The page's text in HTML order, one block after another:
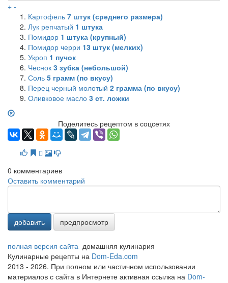
+ -
Картофель 7 штук (среднего размера)
Лук репчатый 1 штука
Помидор 1 штука (крупный)
Помидор черри 13 штук (мелких)
Укроп 1 пучок
Чеснок 3 зубка (небольшой)
Соль 5 грамм (по вкусу)
Перец черный молотый 2 грамма (по вкусу)
Оливковое масло 3 ст. ложки
Поделитесь рецептом в соцсетях
0 комментариев
Оставить комментарий
добавить предпросмотр
полная версия сайта домашняя кулинария
Кулинарные рецепты на Dom-Eda.com
2013 - 2026. При полном или частичном использовании
материалов с сайта в Интернете активная ссылка на Dom-